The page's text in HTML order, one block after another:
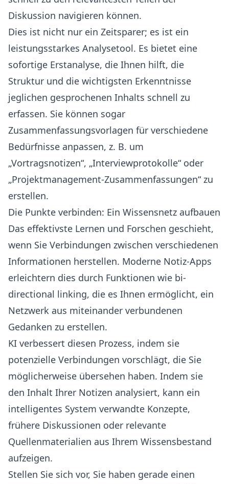
Diskussion navigieren können.
Dies ist nicht nur ein Zeitsparer; es ist ein
leistungsstarkes Analysetool. Es bietet eine
sofortige Erstanalyse, die Ihnen hilft, die
Struktur und die wichtigsten Erkenntnisse
jeglichen gesprochenen Inhalts schnell zu
erfassen. Sie können sogar
Zusammenfassungsvorlagen für verschiedene
Bedürfnisse anpassen, z. B. um
„Vortragsnotizen“, „Interviewprotokolle“ oder
„Projektmanagement-Zusammenfassungen“ zu
erstellen.
Die Punkte verbinden: Ein Wissensnetz aufbauen
Das effektivste Lernen und Forschen geschieht,
wenn Sie Verbindungen zwischen verschiedenen
Informationen herstellen. Moderne Notiz-Apps
erleichtern dies durch Funktionen wie bi-
directional linking, die es Ihnen ermöglicht, ein
Netzwerk aus miteinander verbundenen
Gedanken zu erstellen.
KI verbessert diesen Prozess, indem sie
potenzielle Verbindungen vorschlägt, die Sie
möglicherweise übersehen haben. Indem sie
den Inhalt Ihrer Notizen analysiert, kann ein
intelligentes System verwandte Konzepte,
frühere Diskussionen oder relevante
Quellenmaterialien aus Ihrem Wissensbestand
aufzeigen.
Stellen Sie sich vor, Sie haben gerade einen